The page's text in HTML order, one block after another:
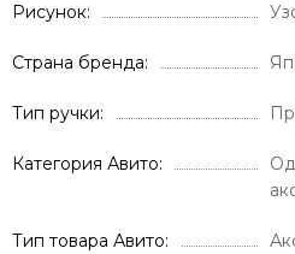
Рисунок
Страна бренда
Тип ручки
Категория Авито
Тип товара Авито